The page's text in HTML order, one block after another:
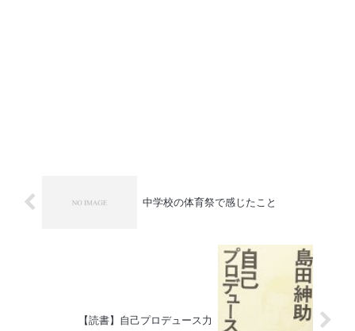
中学校の体育祭で感じたこと
【読書】自己プロデュース力